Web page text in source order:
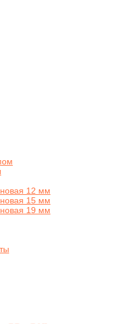
12 мм
15 мм
19 мм